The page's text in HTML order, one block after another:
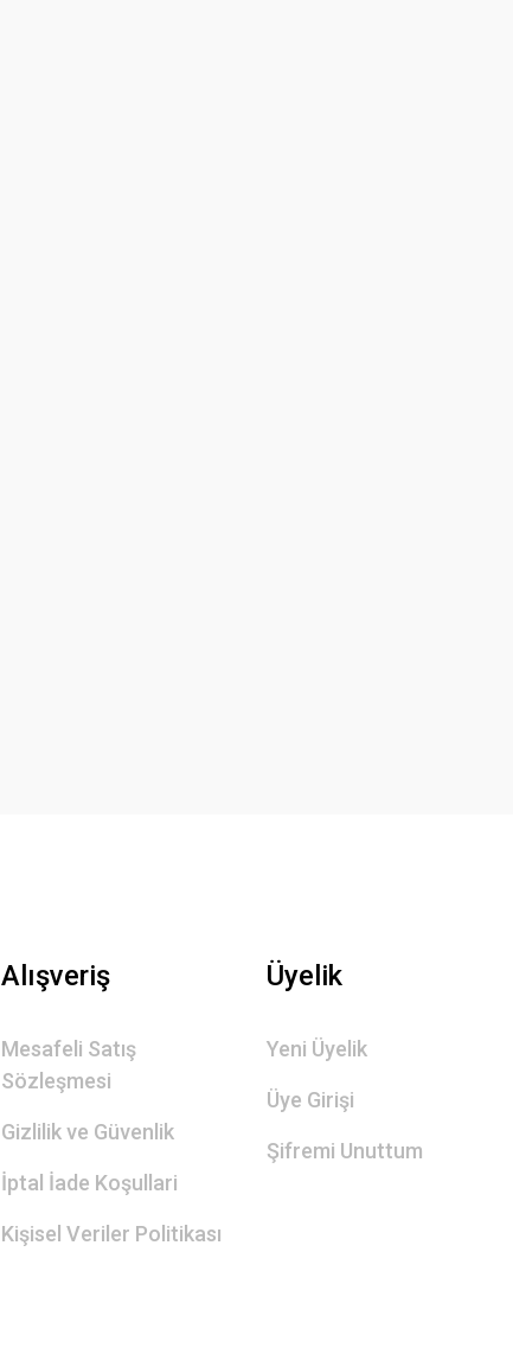
Alışveriş
Mesafeli Satış
Sözleşmesi
Gizlilik ve Güvenlik
İptal İade Koşullari
Kişisel Veriler Politikası
Üyelik
Yeni Üyelik
Üye Girişi
Şifremi Unuttum